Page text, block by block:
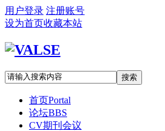
用户登录 注册账号
设为首页收藏本站
搜索
首页Portal
论坛BBS
CV期刊会议